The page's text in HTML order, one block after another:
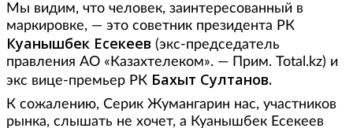
Мы видим, что человек, заинтересованный в
маркировке, — это советник президента РК
Куанышбек Есекеев (экс-председатель
правления АО «Казахтелеком». — Прим. Total.kz) и
экс вице-премьер РК Бахыт Султанов.
К сожалению, Серик Жумангарин нас, участников
рынка, слышать не хочет, а Куанышбек Есекеев